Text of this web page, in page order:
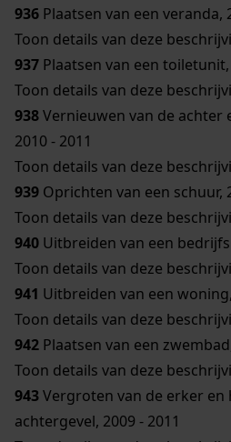
936 Plaatsen van een veranda,
Toon details van deze
937 Plaatsen van een toiletunit,
Toon details van deze
938Vernieuwen van de achter
2010 - 2011
Toon details van deze
939 Oprichten van een schuur,
Toon details van deze
940 Uitbreiden van een
Toon details van deze
941 Uitbreiden van een
Toon details van deze
942 Plaatsen van een
Toon details van deze
943Vergroten van de erker
achtergevel, 2009 - 2011